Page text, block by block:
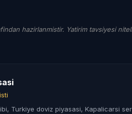
hazirlanmistir. Yatirim tavsiyesi
Turkiye doviz piyasasi, Kapalicarsi